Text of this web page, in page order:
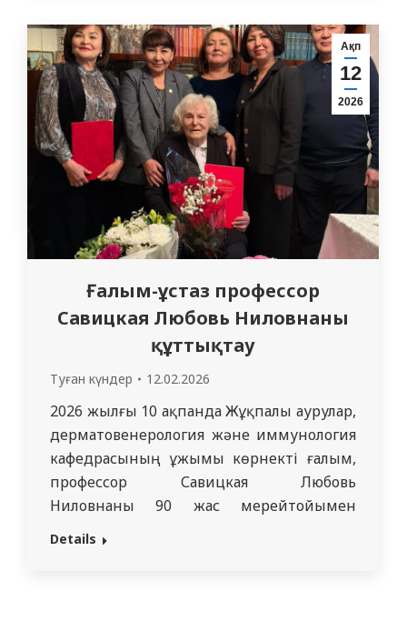
тәуелділіктің алдын алу жолдары туралы
мазмұнды ақпарат ұсынылды.
Студенттер белсенділік танытып,
тақырыпқа қатысты сұрақтар қойды.
Аталған семинар 732-топ студенттері
мен ЖДТ кафедрасының…
Ақп
12
2026
Ғалым-ұстаз профессор
Савицкая Любовь Ниловнаны
құттықтау
Туған күндер 12.02.2026
2026 жылғы 10 ақпанда Жұқпалы аурулар,
дерматовенерология және иммунология
кафедрасының ұжымы көрнекті ғалым,
профессор Савицкая Любовь
Ниловнаны 90 жас мерейтойымен
құттықтады. Любовь Ниловна 1987 жылы
Details